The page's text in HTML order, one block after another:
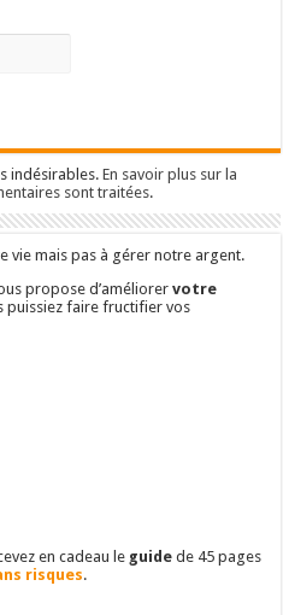
indésirables.En savoir plus sur la
sont traitées.
vie mais pas à gérer notre argent.
propose d’améliorervotre
puissiez faire fructifier vos
en cadeau le guide de 45 pages
risques.